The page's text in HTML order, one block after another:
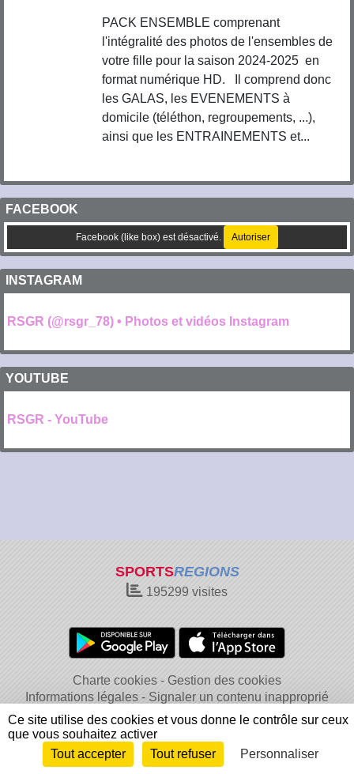
PACK ENSEMBLE comprenant
l'intégralité des photos de l'ensembles de
votre fille pour la saison 2024-2025 en
format numérique HD. Il comprend donc
les GALAS, les EVENEMENTS à
domicile (téléthon, regroupements, ...),
ainsi que les ENTRAINEMENTS et...
FACEBOOK
Facebook (like box) est désactivé. Autoriser
INSTAGRAM
RSGR (@rsgr_78) • Photos et vidéos Instagram
YOUTUBE
RSGR - YouTube
SPORTSREGIONS
195299 visites
Charte cookies
Gestion des cookies
Informations légales
Signaler un contenu inapproprié
Envie de participer ? Connexion
Ce site utilise des cookies et vous donne le contrôle sur ceux
que vous souhaitez activer
Tout accepter
Tout refuser Personnaliser